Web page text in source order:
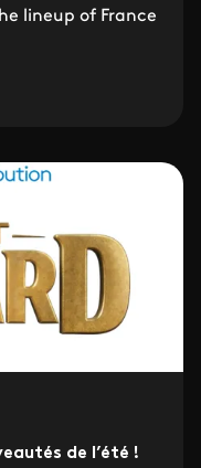
lineup of France
de l’été !